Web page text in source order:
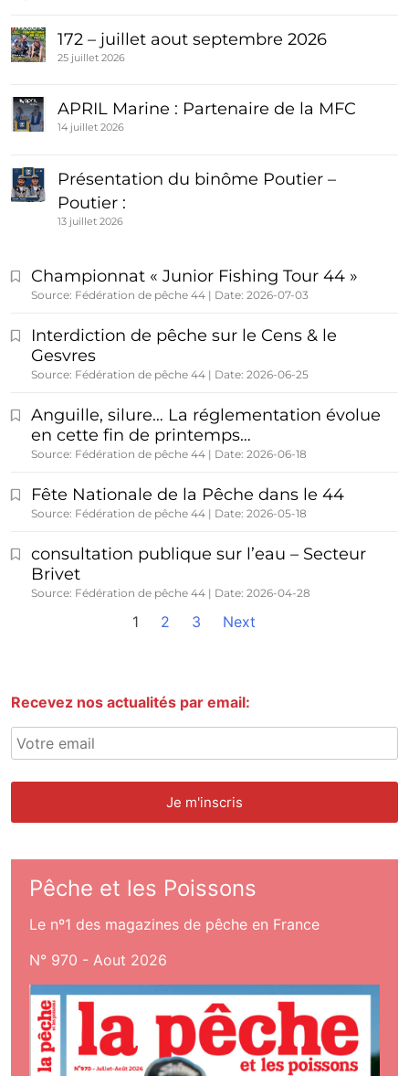
172 – juillet aout septembre 2026
25 juillet 2026
APRIL Marine : Partenaire de la MFC
14 juillet 2026
Présentation du binôme Poutier –
Poutier :
13 juillet 2026
Championnat « Junior Fishing Tour 44 »
Source: Fédération de pêche 44 Date: 2026-07-03
Interdiction de pêche sur le Cens & le
Gesvres
Source: Fédération de pêche 44 Date: 2026-06-25
Anguille, silure… La réglementation évolue
en cette fin de printemps…
Source: Fédération de pêche 44 Date: 2026-06-18
Fête Nationale de la Pêche dans le 44
Source: Fédération de pêche 44 Date: 2026-05-18
consultation publique sur l’eau – Secteur
Brivet
Source: Fédération de pêche 44 Date: 2026-04-28
1 2 3 Next
Recevez nos actualités par email:
Pêche et les Poissons
Le nº1 des magazines de pêche en France
N° 970 - Aout 2026